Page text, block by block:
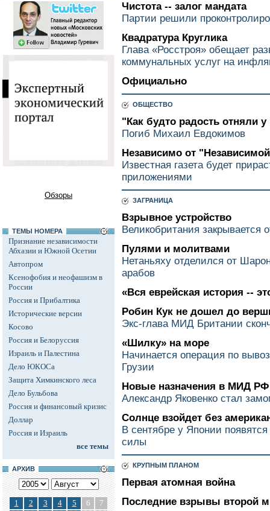
Обзоры
ТЕМЫ НОМЕРА
Признание независимости
Абхазии и Южной Осетии
Автопром
Ксенофобия и неофашизм в
России
Россия и Прибалтика
Исторические версии
Косово
Россия и Белоруссия
Израиль и Палестина
Дело ЮКОСа
Защита Химкинского леса
Дело Бульбова
Россия и финансовый кризис
Доллар
Россия и Израиль
все темы
АРХИВ
1 2 3 4 5 6
7
Чистота -- залог мандата
Партии решили
Квадратура Круглика
Глава «Росстроя» обещает
коммунальных услуг на
Официально
ОБЩЕСТВО
"Как будто радость отняли у
Погиб Михаил Евдокимов
Независимо от
Известная газета будет
приложениями
ЗАГРАНИЦА
Взрывное устройство
Великобритания закрывается
Пулями и молитвами
Нетаньяху отделился от
арабов
«Вся еврейская история --
Робин Кук не дошел до
Экс-глава МИД Британии
«Шилку» на море
Начинается операция по
Грузии
Новые назначения в МИД РФ
Александр Яковенко стал
Солнце взойдет без
В сентябре у Японии
силы
КРУПНЫМ ПЛАНОМ
Первая атомная война
Последние взрывы второй